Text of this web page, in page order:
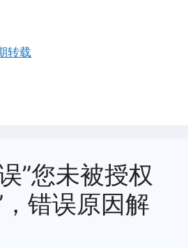
转载
”您未被授权
错误原因解